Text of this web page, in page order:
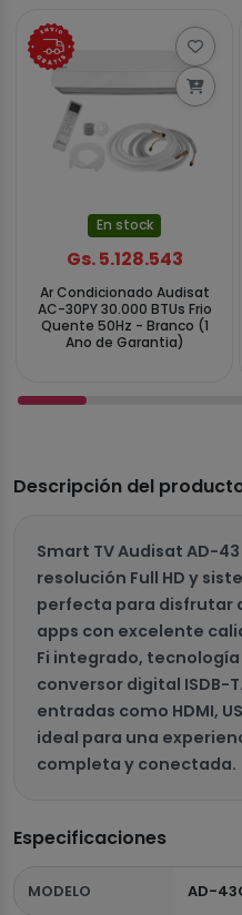
En stock
Gs. 5.128.543
Ar Condicionado Audisat
AC-30PY 30.000 BTUs Frio
Quente 50Hz - Branco (1
Ano de Garantia)
Descripción del
Smart TV Audisat AD-
resolución Full HD y
perfecta para disfrutar
apps con excelente
Fi integrado,
conversor digital ISDB-
entradas como HDMI,
ideal para una
completa y conectada.
Especificaciones
MODELO AD-